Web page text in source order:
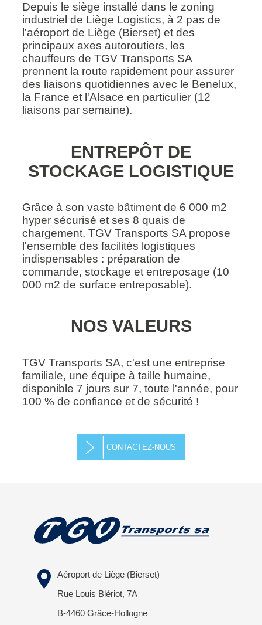
Depuis le siège installé dans le zoning
industriel de Liège Logistics, à 2 pas de
l'aéroport de Liège (Bierset) et des
principaux axes autoroutiers, les
chauffeurs de TGV Transports SA
prennent la route rapidement pour assurer
des liaisons quotidiennes avec le Benelux,
la France et l'Alsace en particulier (12
liaisons par semaine).
ENTREPÔT DE
STOCKAGE LOGISTIQUE
Grâce à son vaste bâtiment de 6 000 m2
hyper sécurisé et ses 8 quais de
chargement, TGV Transports SA propose
l'ensemble des facilités logistiques
indispensables : préparation de
commande, stockage et entreposage (10
000 m2 de surface entreposable).
NOS VALEURS
TGV Transports SA, c'est une entreprise
familiale, une équipe à taille humaine,
disponible 7 jours sur 7, toute l'année, pour
100 % de confiance et de sécurité !
CONTACTEZ-NOUS
Aéroport de Liège (Bierset)
Rue Louis Blériot, 7A
B-4460 Grâce-Hollogne